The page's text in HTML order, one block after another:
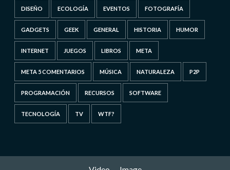
DISEÑO ECOLOGÍA EVENTOS FOTOGRAFÍA
GADGETS GEEK GENERAL HISTORIA HUMOR
INTERNET JUEGOS LIBROS META
META 5 COMENTARIOS MÚSICA NATURALEZA P2P
PROGRAMACIÓN RECURSOS SOFTWARE
TECNOLOGÍA TV WTF?